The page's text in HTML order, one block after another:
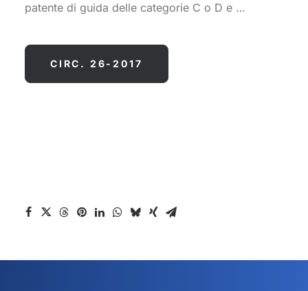
patente di guida delle categorie C o D e …
CIRC. 26-2017